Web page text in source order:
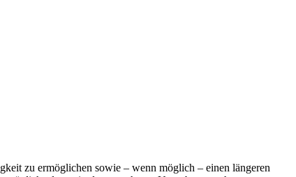
zu ermöglichen sowie – wenn möglich – einen längeren